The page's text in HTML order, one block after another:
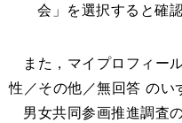
会」を選択すると確
また，マイプロフィー
性／その他／無回答 のい
男女共同参画推進調査